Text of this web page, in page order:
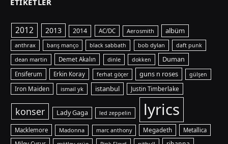
ETIKETLER
2012 2013 2014 AC/DC Aerosmith albüm
anthrax barış manço black sabbath bob dylan daft punk
dean martin Demet Akalın dinle dokken Duman
Ensiferum Erkin Koray ferhat göçer guns n roses gülşen
Iron Maiden ismail yk istanbul Justin Timberlake
konser Lady Gaga led zeppelin lyrics
Macklemore Madonna marc anthony Megadeth
Metallica